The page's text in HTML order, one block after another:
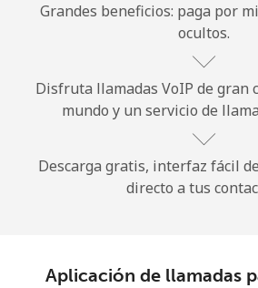
No se ha
Mínimo 8 caracteres
Una letra mayúscula y una minúscula
Un caracter especial
Grandes beneficios: paga por
ocultos.
Disfruta llamadas VoIP de gran
mundo y un servicio de
Descarga gratis, interfaz fácil
directo a tus
Aplicación de llamadas